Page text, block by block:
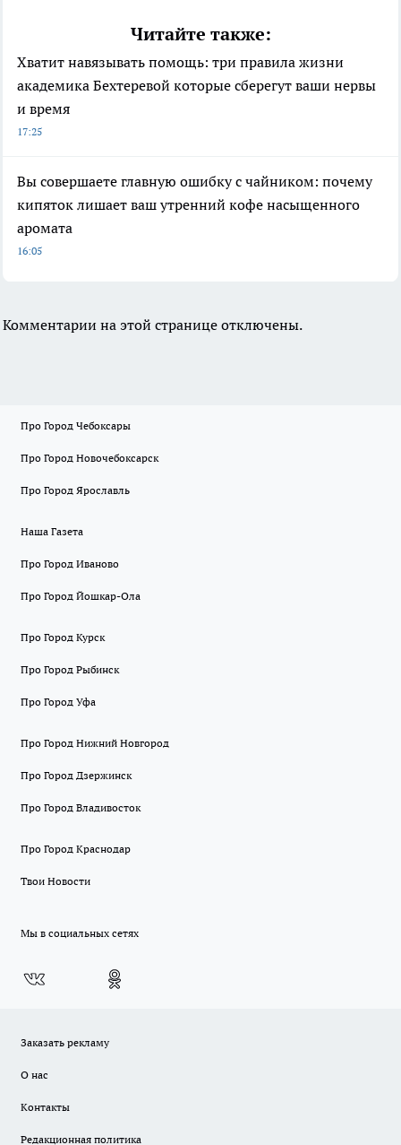
Читайте также:
Хватит навязывать помощь: три правила жизни
академика Бехтеревой которые сберегут ваши нервы
и время
17:25
Вы совершаете главную ошибку с чайником: почему
кипяток лишает ваш утренний кофе насыщенного
аромата
16:05
Комментарии на этой странице отключены.
Про Город Чебоксары
Про Город Новочебоксарск
Про Город Ярославль
Наша Газета
Про Город Иваново
Про Город Йошкар-Ола
Про Город Курск
Про Город Рыбинск
Про Город Уфа
Про Город Нижний Новгород
Про Город Дзержинск
Про Город Владивосток
Про Город Краснодар
Твои Новости
Мы в социальных сетях
Заказать рекламу
О нас
Контакты
Редакционная политика